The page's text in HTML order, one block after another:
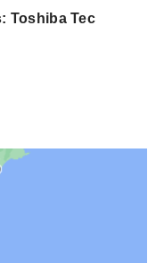
0,11 %
Toshiba Tec